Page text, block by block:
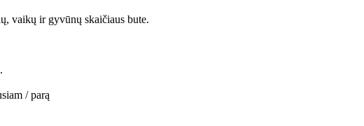
vaikų ir gyvūnų skaičiaus bute.
/ parą